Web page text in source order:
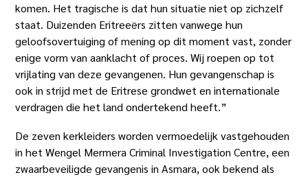
komen. Het tragische is dat hun situatie niet op zichzelf
staat. Duizenden Eritreeërs zitten vanwege hun
geloofsovertuiging of mening op dit moment vast, zonder
enige vorm van aanklacht of proces. Wij roepen op tot
vrijlating van deze gevangenen. Hun gevangenschap is
ook in strijd met de Eritrese grondwet en internationale
verdragen die het land ondertekend heeft.”
De zeven kerkleiders worden vermoedelijk vastgehouden
in het Wengel Mermera Criminal Investigation Centre, een
zwaarbeveiligde gevangenis in Asmara, ook bekend als